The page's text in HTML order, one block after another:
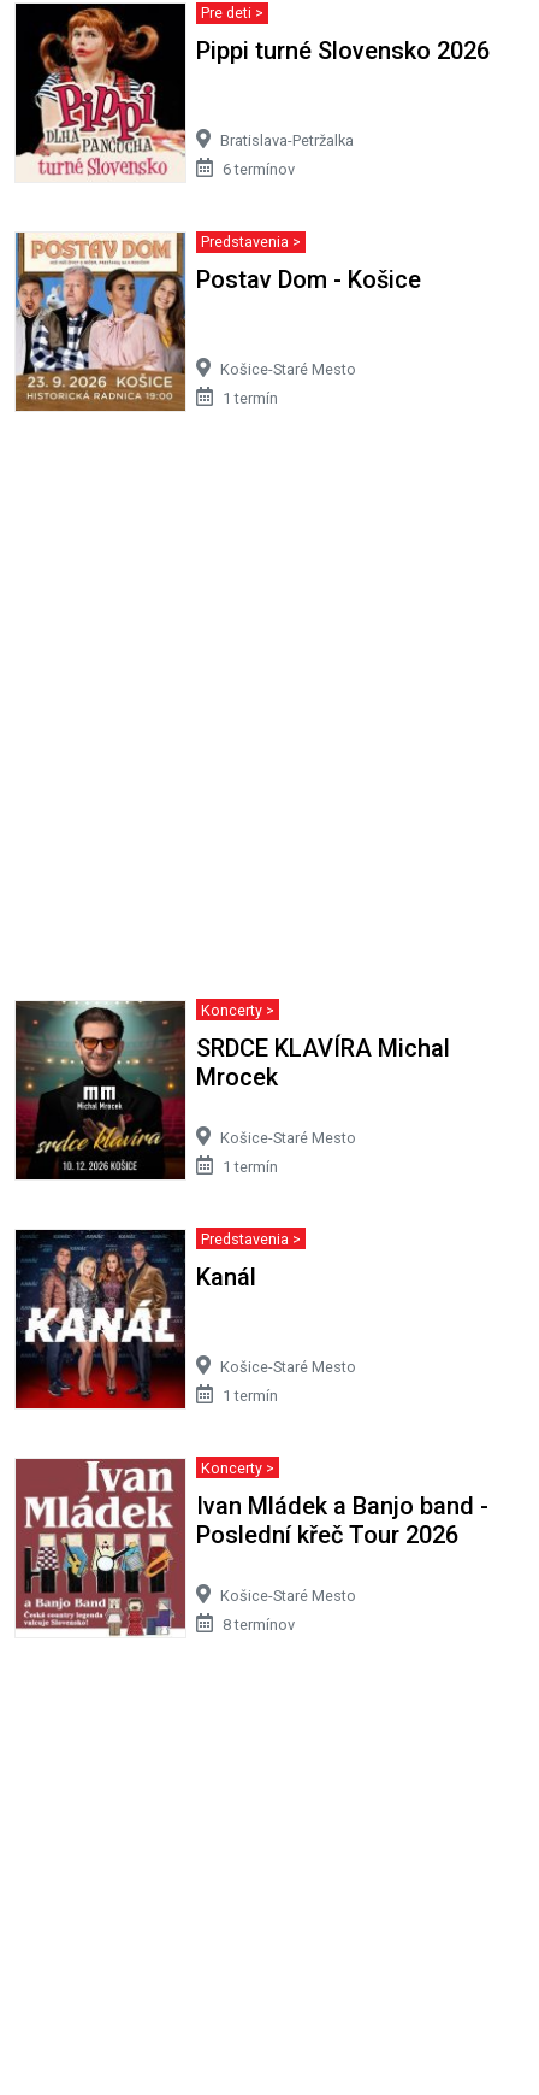
Pre deti >
Pippi turné Slovensko 2026
Bratislava-Petržalka
6 termínov
Predstavenia >
Postav Dom - Košice
Košice-Staré Mesto
1 termín
Koncerty >
SRDCE KLAVÍRA Michal
Mrocek
Košice-Staré Mesto
1 termín
Predstavenia >
Kanál
Košice-Staré Mesto
1 termín
Koncerty >
Ivan Mládek a Banjo band -
Poslední křeč Tour 2026
Košice-Staré Mesto
8 termínov